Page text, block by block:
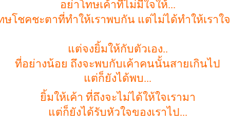
อย่าโทษเค้าที่ไม่มีใจให้...
ษโชคชะตาที่ทำให้เราพบกัน แต่ไม่ได้ทำให้เราใ
แต่จงยิ้มให้กับตัวเอง..
ที่อย่างน้อย ถึงจะพบกับเค้าคนนั้นสายเกินไป
แต่ก็ยังได้พบ...
ยิ้มให้เค้า ที่ถึงจะไม่ได้ให้ใจเรามา
แต่ก็ยังได้รับหัวใจของเราไป...